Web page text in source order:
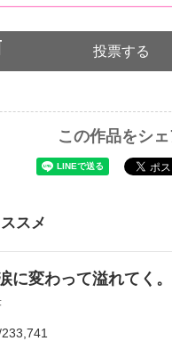
投票する
この作品をシ
スメ
に変わって溢れてく。